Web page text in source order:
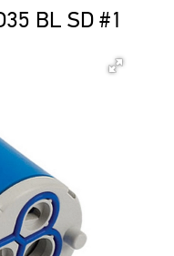
BL SD #1